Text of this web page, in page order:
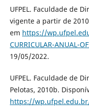
UFPEL. Faculdade de
vigente a partir de
em https://
CURRICULAR-ANUAL-
19/05/2022.
UFPEL. Faculdade de
Pelotas, 2010b.
https://